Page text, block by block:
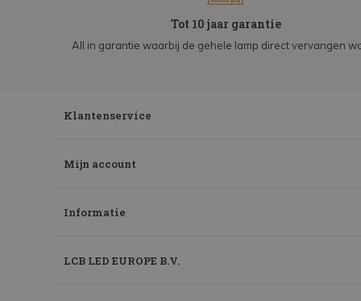
Tot 10 jaar garantie
All in garantie waarbij de gehele lamp direct vervangen
Klantenservice
Mijn account
Informatie
LCB LED EUROPE B.V.